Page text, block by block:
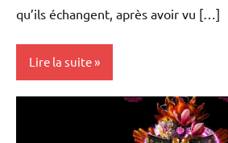
qu’ils échangent, après avoir vu […]
Lire la suite